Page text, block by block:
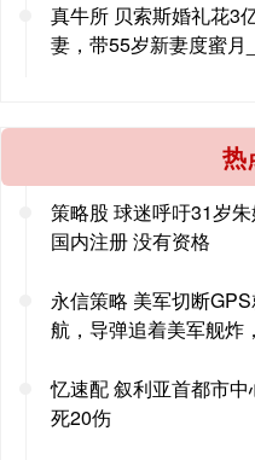
真牛所 贝索斯婚礼花3
妻，带55岁新妻度蜜月
热
策略股 球迷呼吁31岁
国内注册 没有资格
永信策略 美军切断
航，导弹追着美军舰炸
忆速配 叙利亚首都市
死20伤